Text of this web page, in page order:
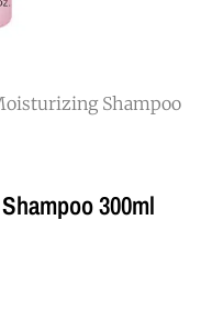
Shampoo
300ml